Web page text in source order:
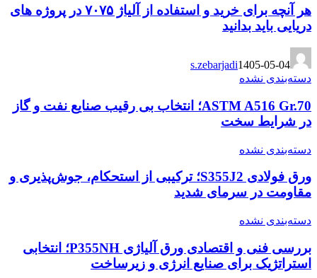
هر آنچه برای خرید و استفاده از آلیاژ ۷۰۷۵ در پروژه های
دریایی باید بدانید
s.zebarjadi1405-05-04
دسته‌بندی نشده
ASTM A516 Gr.70؛ انتخاب بی رقیب صنایع نفت و گاز
در شرایط سخت
دسته‌بندی نشده
ورق فولادی S355J2؛ ترکیبی از استحکام، جوش‌پذیری و
مقاومت در سرمای شدید
دسته‌بندی نشده
بررسی فنی و اقتصادی ورق آلیاژی P355NH؛ انتخابی
استراتژیک برای صنایع انرژی و زیرساخت